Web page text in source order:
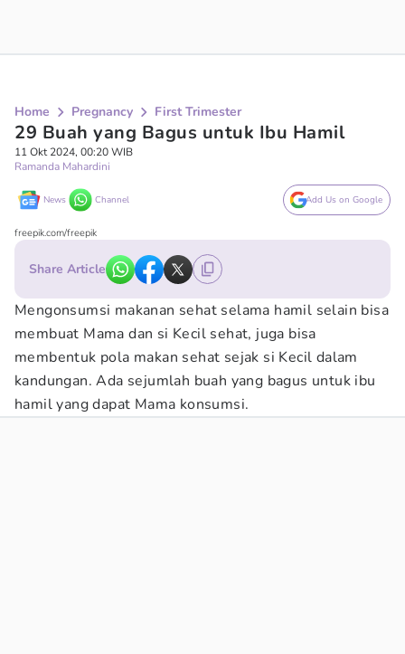
Home Pregnancy First Trimester
29 Buah yang Bagus untuk Ibu Hamil
11 Okt 2024, 00:20 WIB
Ramanda Mahardini
News Channel Add Us on Google
freepik.com/freepik
Share Article
Mengonsumsi makanan sehat selama hamil selain bisa
membuat Mama dan si Kecil sehat, juga bisa
membentuk pola makan sehat sejak si Kecil dalam
kandungan. Ada sejumlah buah yang bagus untuk ibu
hamil yang dapat Mama konsumsi.